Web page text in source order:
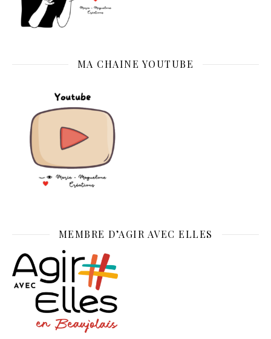
MA CHAINE YOUTUBE
MEMBRE D’AGIR AVEC ELLES